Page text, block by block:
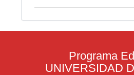
Programa
UNIVERSIDAD